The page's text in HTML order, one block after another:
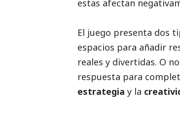
estas afectan
El juego presenta dos
espacios para añadir
reales y divertidas. O
respuesta para
estrategia y la